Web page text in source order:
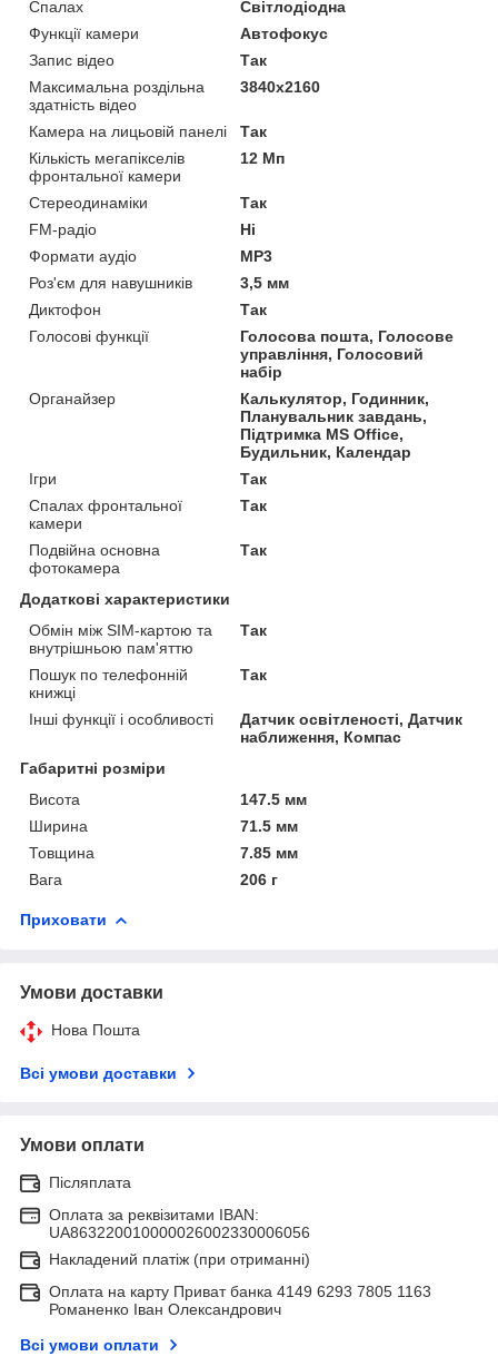
Спалах
Світлодіодна
Функції камери
Автофокус
Запис відео
Так
Максимальна роздільна
здатність відео
3840x2160
Камера на лицьовій панелі
Так
Кількість мегапікселів
фронтальної камери
12 Мп
Стереодинаміки
Так
FM-радіо
Ні
Формати аудіо
MP3
Роз'єм для навушників
3,5 мм
Диктофон
Так
Голосові функції
Голосова пошта, Голосове
управління, Голосовий
набір
Органайзер
Калькулятор, Годинник,
Планувальник завдань,
Підтримка MS Office,
Будильник, Календар
Ігри
Так
Спалах фронтальної
камери
Так
Подвійна основна
фотокамера
Так
Додаткові характеристики
Обмін між SIM-картою та
внутрішньою пам'яттю
Так
Пошук по телефонній
книжці
Так
Інші функції і особливості
Датчик освітленості, Датчик
наближення, Компас
Габаритні розміри
Висота
147.5 мм
Ширина
71.5 мм
Товщина
7.85 мм
Вага
206 г
Приховати
Умови доставки
Нова Пошта
Всі умови доставки
Умови оплати
Післяплата
Оплата за реквізитами IBAN:
UA863220010000026002330006056
Накладений платіж (при отриманні)
Оплата на карту Приват банка 4149 6293 7805 1163
Романенко Іван Олександрович
Всі умови оплати